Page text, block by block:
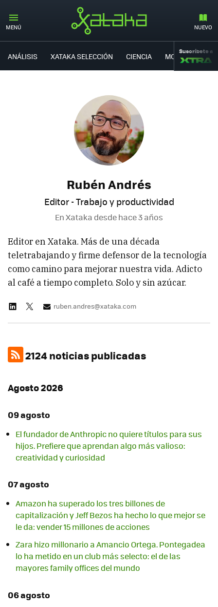
MENÚ NUEVO
ANÁLISIS XATAKA SELECCIÓN CIENCIA MOVILIDAD
Suscríbete a
Rubén Andrés
Editor - Trabajo y productividad
En Xataka desdehace 3 años
Editor en Xataka. Más de una década
teletrabajando y firme defensor de la tecnología
como camino para mejorar nuestra vida. Adicto
al café a tiempo completo. Solo y sin azúcar.
ruben.andres@xataka.com
2124 noticias publicadas
Agosto 2026
09 agosto
El fundador de Anthropic no quiere títulos para sus
hijos. Prefiere que aprendan algo más valioso:
creatividad y curiosidad
07 agosto
Amazon ha superado los tres billones de
capitalización y Jeff Bezos ha hecho lo que mejor se
le da: vender 15 millones de acciones
Zara hizo millonario a Amancio Ortega. Pontegadea
lo ha metido en un club más selecto: el de las
mayores family offices del mundo
06 agosto